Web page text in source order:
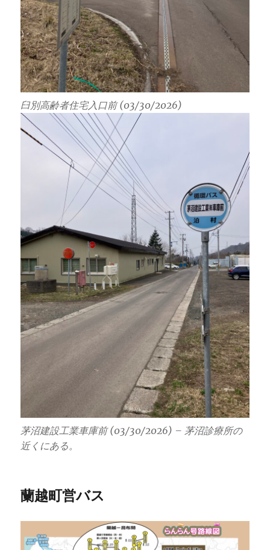
臼別高齢者住宅入口前 (03/30/2026)
茅沼建設工業車庫前 (03/30/2026) – 茅沼診療所の
近くにある。
蘭越町営バス